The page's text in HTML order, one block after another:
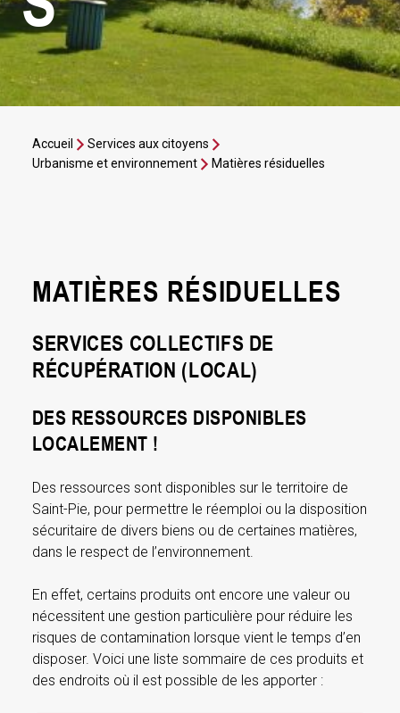
Accueil
Services aux citoyens
Urbanisme et environnement
Matières résiduelles
MATIÈRES RÉSIDUELLES
SERVICES COLLECTIFS DE
RÉCUPÉRATION (LOCAL)
DES RESSOURCES DISPONIBLES
LOCALEMENT !
Des ressources sont disponibles sur le territoire de
Saint-Pie, pour permettre le réemploi ou la disposition
sécuritaire de divers biens ou de certaines matières,
dans le respect de l’environnement.
En effet, certains produits ont encore une valeur ou
nécessitent une gestion particulière pour réduire les
risques de contamination lorsque vient le temps d’en
disposer. Voici une liste sommaire de ces produits et
des endroits où il est possible de les apporter :